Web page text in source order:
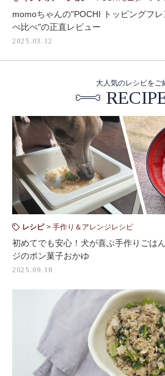
momoちゃんの"POCHI トッピングフ
べ比べ"の正直レビュー
2025.03.12
大人気のレシピをご
レシピ 手作り＆アレンジレシピ
初めてでも安心！犬が喜ぶ手作りごは
ジのポン菓子おかゆ
2025.09.18